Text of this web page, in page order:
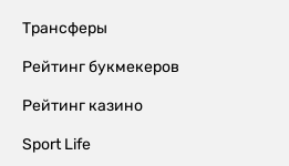
Трансферы
Рейтинг букмекеров
Рейтинг казино
Sport Life